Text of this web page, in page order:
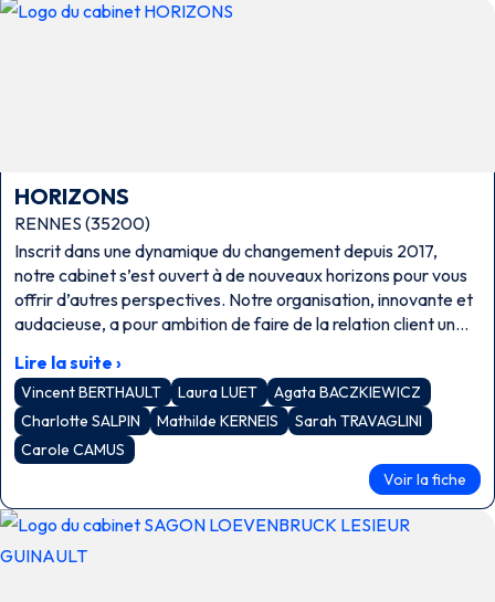
HORIZONS
RENNES (35200)
Inscrit dans une dynamique du changement depuis 2017,
notre cabinet s’est ouvert à de nouveaux horizons pour vous
offrir d’autres perspectives. Notre organisation, innovante et
audacieuse, a pour ambition de faire de la relation client un
nous avons changé notre approche en faisant évoluer notre
profession d’avocat vers plus de transparence, d’authenticité
et de simplicité. L’écoute, la bienveillance, la mobilisation
collective et l’amélioration continue sont les maîtres-mots de
notre équipe tournée vers un avenir commun.
Lire la suite ›
Vincent BERTHAULT Laura LUET
Agata BACZKIEWICZ
Charlotte SALPIN
Mathilde KERNEIS
Sarah TRAVAGLINI
Carole CAMUS
Voir la fiche